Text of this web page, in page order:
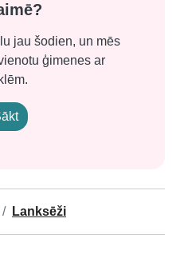
jau šodien, un mēs
ģimenes ar
Lanksēži